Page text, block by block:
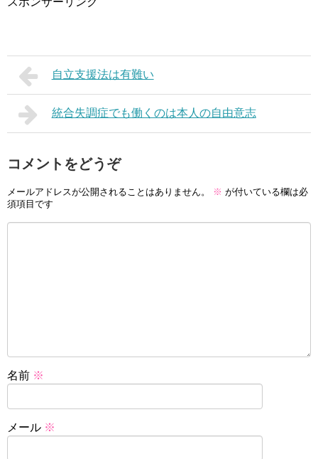
自立支援法は有難い
統合失調症でも働くのは本人の自由意志
コメントをどうぞ
メールアドレスが公開されることはありません。 ※ が付いている欄は必
須項目です
名前 ※
メール ※